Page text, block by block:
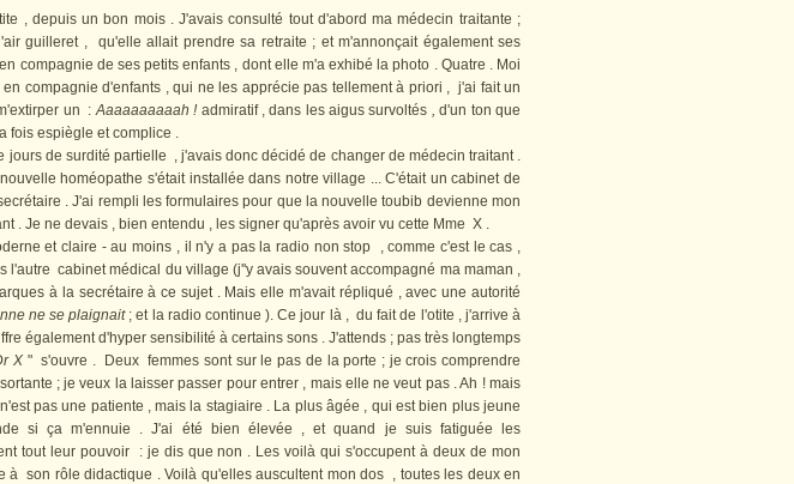
un bon mois . J'avais consulté tout d'abord ma médecin traitante ;
guilleret , qu'elle allait prendre sa retraite ; et m'annonçait également ses
compagnie de ses petits enfants , dont elle m'a exhibé la photo . Quatre . Moi
compagnie d'enfants , qui ne les apprécie pas tellement à priori , j'ai fait un
un :Aaaaaaaaaah ! admiratif , dans les aigus survoltés ,d'un ton que
fois espiègle et complice .
de surdité partielle , j'avais donc décidé de changer de médecin traitant .
homéopathe s'était installée dans notre village ... C'était un cabinet de
. J'ai rempli les formulaires pour que la nouvelle toubib devienne mon
. Je ne devais , bien entendu , les signer qu'après avoir vu cette Mme X .
et claire - au moins , il n'y a pas la radio non stop , comme c'est le cas ,
l'autre cabinet médical du village (j''y avais souvent accompagné ma maman ,
à la secrétaire à ce sujet . Mais elle m'avait répliqué , avec une autorité
ne se plaignait ; et la radio continue ). Ce jour là , du fait de l'otite , j'arrive à
également d'hyper sensibilité à certains sons . J'attends ; pas très longtemps
X" s'ouvre . Deux femmes sont sur le pas de la porte ; je crois comprendre
; je veux la laisser passer pour entrer , mais elle ne veut pas . Ah ! mais
pas une patiente , mais la stagiaire . La plus âgée , qui est bien plus jeune
si ça m'ennuie . J'ai été bien élevée , et quand je suis fatiguée les
tout leur pouvoir : je dis que non . Les voilà qui s'occupent à deux de mon
à son rôle didactique . Voilà qu'elles auscultent mon dos , toutes les deux en